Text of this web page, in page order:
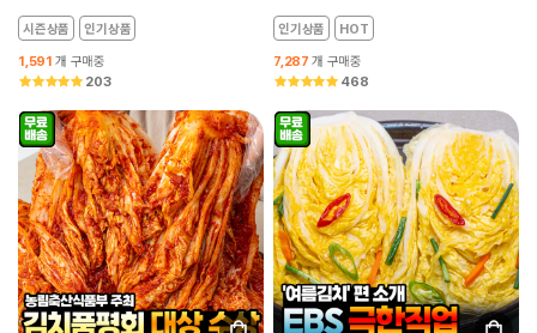
시즌상품 인기상품
1,591 개 구매중
203
인기상품 HOT
7,287 개 구매중
468